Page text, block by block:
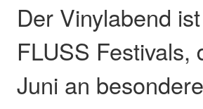
Der Vinylabend
FLUSS Festivals,
Juni an